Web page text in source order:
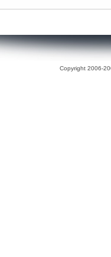
Copyright 2006-